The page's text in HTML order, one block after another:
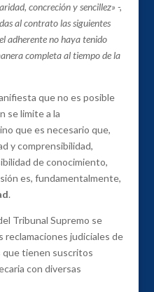
concreción y sencillez» -,
al contrato las siguientes
adherente no haya tenido
completa al tiempo de la
que no es posible
se limite a la
que es necesario que,
y comprensibilidad,
de conocimiento,
es, fundamentalmente,
.
Tribunal Supremo se
reclamaciones judiciales de
que tienen suscritos
con diversas